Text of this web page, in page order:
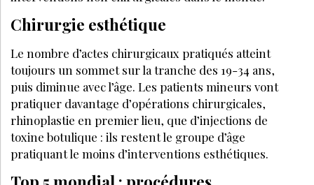
Chirurgie esthétique
Le nombre d’actes chirurgicaux pratiqués atteint
toujours un sommet sur la tranche des 19-34 ans,
puis diminue avec l’âge. Les patients mineurs vont
pratiquer davantage d’opérations chirurgicales,
rhinoplastie en premier lieu, que d’injections de
toxine botulique : ils restent le groupe d’âge
pratiquant le moins d’interventions esthétiques.